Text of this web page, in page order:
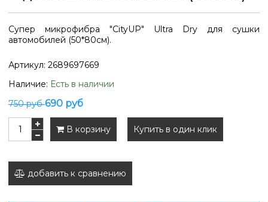
Супер микрофибра "CityUP" Ultra Dry для сушки
автомобилей (50*80см).
Артикул: 2689697669
Наличие: Есть в наличии
750 руб690 руб
В корзину Купить в один клик
добавить к сравнению